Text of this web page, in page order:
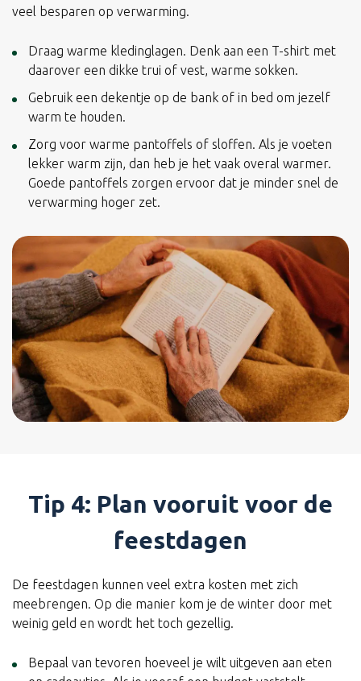
veel besparen op verwarming.
Draag warme kledinglagen. Denk aan een T-shirt met
daarover een dikke trui of vest, warme sokken.
Gebruik een dekentje op de bank of in bed om jezelf
warm te houden.
Zorg voor warme pantoffels of sloffen. Als je voeten
lekker warm zijn, dan heb je het vaak overal warmer.
Goede pantoffels zorgen ervoor dat je minder snel de
verwarming hoger zet.
Tip 4: Plan vooruit voor de
feestdagen
De feestdagen kunnen veel extra kosten met zich
meebrengen. Op die manier kom je de winter door met
weinig geld en wordt het toch gezellig.
Bepaal van tevoren hoeveel je wilt uitgeven aan eten